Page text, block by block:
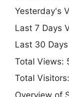
Yesterday's
Last 7 Days
Last 30
Total Views:
Total Visitors:
Overview of